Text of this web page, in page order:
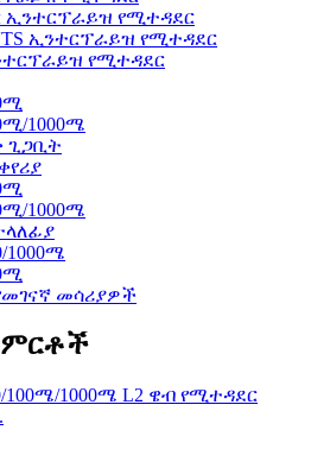
ኢንተርፕራይዝ የሚተዳደር
ኢንተርፕራይዝ የሚተዳደር
የሚተዳደር
1000ሜ
ጊጋቢት
1000ሜ
1000ሜ
መሳሪያዎች
ምርቶች